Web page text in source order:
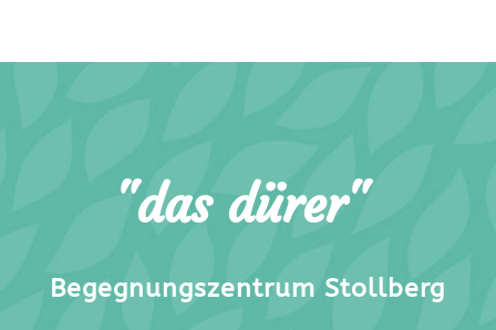
"das dürer"
Begegnungszentrum Stollberg